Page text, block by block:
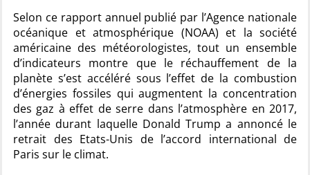
Selon ce rapport annuel publié par l’Agence nationale
océanique et atmosphérique (NOAA) et la société
américaine des météorologistes, tout un ensemble
d’indicateurs montre que le réchauffement de la
planète s’est accéléré sous l’effet de la combustion
d’énergies fossiles qui augmentent la concentration
des gaz à effet de serre dans l’atmosphère en 2017,
l’année durant laquelle Donald Trump a annoncé le
retrait des Etats-Unis de l’accord international de
Paris sur le climat.